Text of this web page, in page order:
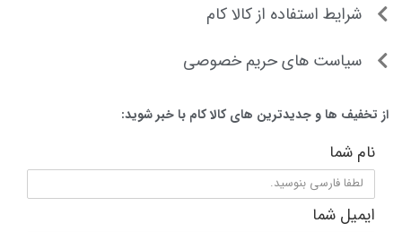
شرایط استفاده از کالا کام
سیاست های حریم خصوصی
از تخفیف ها و جدیدترین های کالا کام با خبر شوید:
نام شما
ایمیل شما